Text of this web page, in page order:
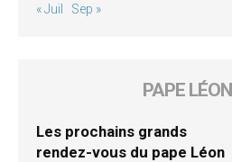
« Juil Sep »
PAPE
Les prochains grands
rendez-vous du pape Léon